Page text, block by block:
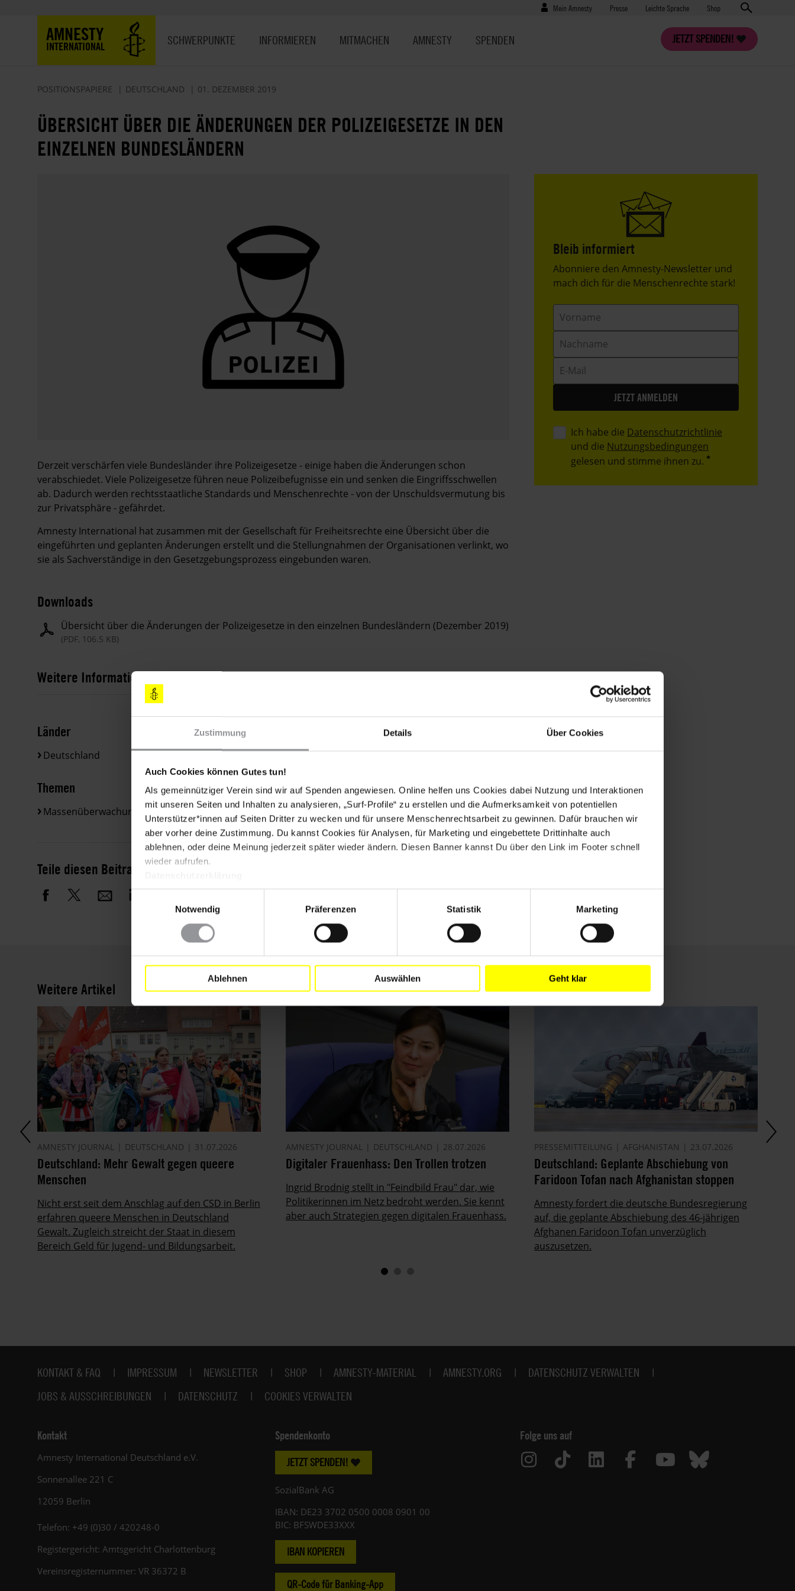
Zustimmung Details Über Cookies
Auch Cookies können Gutes tun!
Als gemeinnütziger Verein sind wir auf Spenden angewiesen. Online helfen uns Cookies dabei Nutzung und Interaktionen
mit unseren Seiten und Inhalten zu analysieren, „Surf-Profile“ zu erstellen und die Aufmerksamkeit von potentiellen
Unterstützer*innen auf Seiten Dritter zu wecken und für unsere Menschenrechtsarbeit zu gewinnen. Dafür brauchen wir
aber vorher deine Zustimmung. Du kannst Cookies für Analysen, für Marketing und eingebettete Drittinhalte auch
ablehnen, oder deine Meinung jederzeit später wieder ändern. Diesen Banner kannst Du über den Link im Footer schnell
wieder aufrufen.
Einwilligungsauswahl
Notwendig
Präferenzen Statistik Marketing
Ablehnen Auswählen Geht klar
Benutzermenü
Mein Amnesty Presse
Presse Leichte Sprache Shop
AMNESTY
INTERNATIONAL
JETZT SPENDEN!
SCHWERPUNKTE INFORMIEREN MITMACHEN AMNESTY SPENDEN
POSITIONSPAPIERE DEUTSCHLAND 01. DEZEMBER 2019
ÜBERSICHT ÜBER DIE ÄNDERUNGEN DER POLIZEIGESETZE IN DEN
EINZELNEN BUNDESLÄNDERN
Derzeit verschärfen viele Bundesländer ihre Polizeigesetze - einige haben die Änderungen schon
verabschiedet. Viele Polizeigesetze führen neue Polizeibefugnisse ein und senken die Eingriffsschwellen
ab. Dadurch werden rechtsstaatliche Standards und Menschenrechte - von der Unschuldsvermutung bis
zur Privatsphäre - gefährdet.
Amnesty International hat zusammen mit der Gesellschaft für Freiheitsrechte eine Übersicht über die
eingeführten und geplanten Änderungen erstellt und die Stellungnahmen der Organisationen verlinkt, wo
sie als Sachverständige in den Gesetzgebungsprozess eingebunden waren.
Downloads
Übersicht über die Änderungen der Polizeigesetze in den einzelnen Bundesländern (Dezember 2019)
(PDF, 106.5 KB)
Weitere Informationen
Länder
Deutschland
Themen
Massenüberwachung & Privatsphäre Polizei Und Menschenrechte
Teile diesen Beitrag
Bleib informiert
Header
Text
Abonniere den Amnesty-Newsletter und
mach dich für die Menschenrechte stark!
Vorname
Nachname
E-
Mail
Ich habe die Datenschutzrichtlinie
und die Nutzungsbedingungen
gelesen und stimme ihnen zu.
Weitere Artikel
AMNESTY JOURNAL DEUTSCHLAND 31.07.2026
Deutschland: Mehr Gewalt gegen queere
Menschen
Nicht erst seit dem Anschlag auf den CSD in Berlin
erfahren queere Menschen in Deutschland
Gewalt. Zugleich streicht der Staat in diesem
Bereich Geld für Jugend- und Bildungsarbeit.
AMNESTY JOURNAL DEUTSCHLAND 28.07.2026
Digitaler Frauenhass: Den Trollen trotzen
Ingrid Brodnig stellt in "Feindbild Frau" dar, wie
Politikerinnen im Netz bedroht werden. Sie kennt
aber auch Strategien gegen digitalen Frauenhass.
PRESSEMITTEILUNG AFGHANISTAN 23.07.2026
Deutschland: Geplante Abschiebung von
Faridoon Tofan nach Afghanistan stoppen
Amnesty fordert die deutsche Bundesregierung
auf, die geplante Abschiebung des 46-jährigen
Afghanen Faridoon Tofan unverzüglich
auszusetzen.
Fußbereich
KONTAKT & FAQ IMPRESSUM NEWSLETTER SHOP AMNESTY-MATERIAL AMNESTY.ORG
DATENSCHUTZ VERWALTEN
JOBS & AUSSCHREIBUNGEN
DATENSCHUTZ COOKIES VERWALTEN
Kontakt
Amnesty International Deutschland e.V.
Sonnenallee 221 C
12059 Berlin
Telefon: +49 (0)30 / 420248-0
Registergericht: Amtsgericht Charlottenburg
Vereinsregisternummer: VR 36372 B
Spendenkonto
JETZT SPENDEN!
SozialBank AG
IBAN: DE23 3702 0500 0008 0901 00
BIC: BFSWDE33XXX
IBAN KOPIEREN
QR-Code für Banking-App
Folge uns auf